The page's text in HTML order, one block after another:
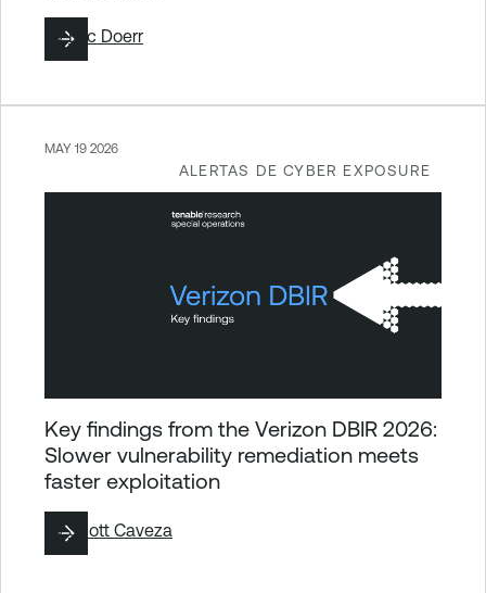
ByEric Doerr
ALERTAS DE CYBER EXPOSURE
MAY 19 2026
Key findings from the Verizon DBIR 2026:
Slower vulnerability remediation meets
faster exploitation
ByScott Caveza